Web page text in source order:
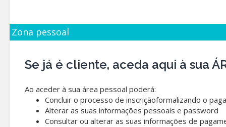
Zona pessoal
Se já é cliente, aceda aqui à sua
Ao aceder à sua área pessoal poderá:
Concluir o processo de inscriçãoformalizando o
Alterar as suas informações pessoais e password
Consultar ou alterar as suas informações de